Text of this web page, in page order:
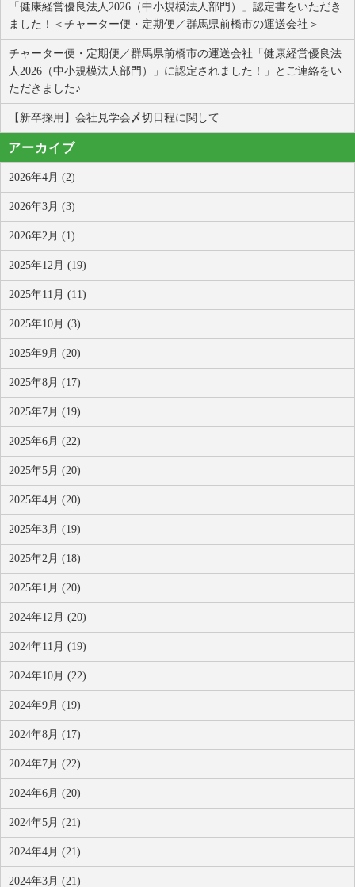
「健康経営優良法人2026（中小規模法人部門）」認定書をいただき
ました！＜チャーター便・定期便／群馬県前橋市の運送会社＞
チャーター便・定期便／群馬県前橋市の運送会社「健康経営優良法
人2026（中小規模法人部門）」に認定されました！」とご連絡をい
ただきました♪
【新卒採用】会社見学会〆切日程に関して
アーカイブ
2026年4月 (2)
2026年3月 (3)
2026年2月 (1)
2025年12月 (19)
2025年11月 (11)
2025年10月 (3)
2025年9月 (20)
2025年8月 (17)
2025年7月 (19)
2025年6月 (22)
2025年5月 (20)
2025年4月 (20)
2025年3月 (19)
2025年2月 (18)
2025年1月 (20)
2024年12月 (20)
2024年11月 (19)
2024年10月 (22)
2024年9月 (19)
2024年8月 (17)
2024年7月 (22)
2024年6月 (20)
2024年5月 (21)
2024年4月 (21)
2024年3月 (21)